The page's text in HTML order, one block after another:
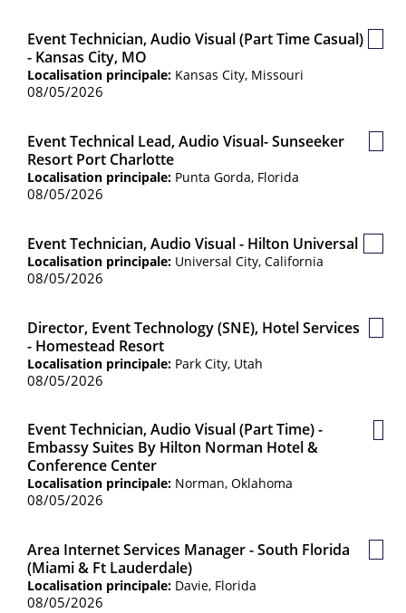
Event Technician, Audio Visual (Part Time Casual)
- Kansas City, MO
Localisation principale: Kansas City, Missouri
08/05/2026
Event Technical Lead, Audio Visual- Sunseeker
Resort Port Charlotte
Localisation principale: Punta Gorda, Florida
08/05/2026
Event Technician, Audio Visual - Hilton Universal
Localisation principale: Universal City, California
08/05/2026
Director, Event Technology (SNE), Hotel Services
- Homestead Resort
Localisation principale: Park City, Utah
08/05/2026
Event Technician, Audio Visual (Part Time) -
Embassy Suites By Hilton Norman Hotel &
Conference Center
Localisation principale: Norman, Oklahoma
08/05/2026
Area Internet Services Manager - South Florida
(Miami & Ft Lauderdale)
Localisation principale: Davie, Florida
08/05/2026